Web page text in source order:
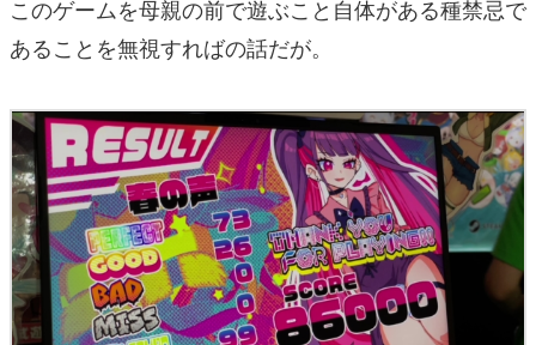
このゲームを母親の前で遊ぶこと自体がある種禁忌で
あることを無視すればの話だが。